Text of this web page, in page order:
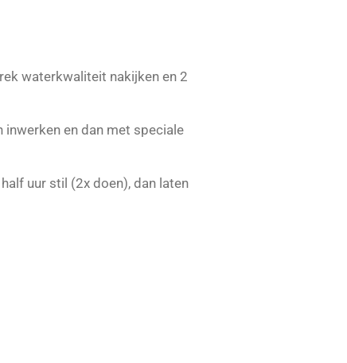
waterkwaliteit nakijken en 2
en dan met speciale
uur stil (2x doen), dan laten